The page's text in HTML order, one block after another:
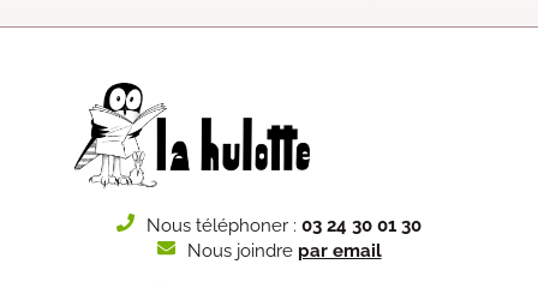
Nous téléphoner : 03 24 30 01 30
Nous joindre par email